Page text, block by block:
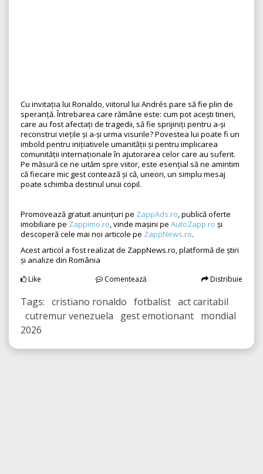
Cu invitația lui Ronaldo, viitorul lui Andrés pare să fie plin de
speranță. Întrebarea care rămâne este: cum pot acești tineri,
care au fost afectați de tragedii, să fie sprijiniți pentru a-și
reconstrui viețile și a-și urma visurile? Povestea lui poate fi un
imbold pentru inițiativele umanității și pentru implicarea
comunității internaționale în ajutorarea celor care au suferit.
Pe măsură ce ne uităm spre viitor, este esențial să ne amintim
că fiecare mic gest contează și că, uneori, un simplu mesaj
poate schimba destinul unui copil.
Promovează gratuit anunțuri pe ZappAds.ro, publică oferte
imobiliare pe Zappimo.ro, vinde mașini pe AutoZapp.ro și
descoperă cele mai noi articole pe ZappNews.ro.
Acest articol a fost realizat de ZappNews.ro, platformă de știri
și analize din România
Like Comentează Distribuie
Tags: cristiano ronaldo fotbalist act caritabil
cutremur venezuela gest emotionant mondial
2026